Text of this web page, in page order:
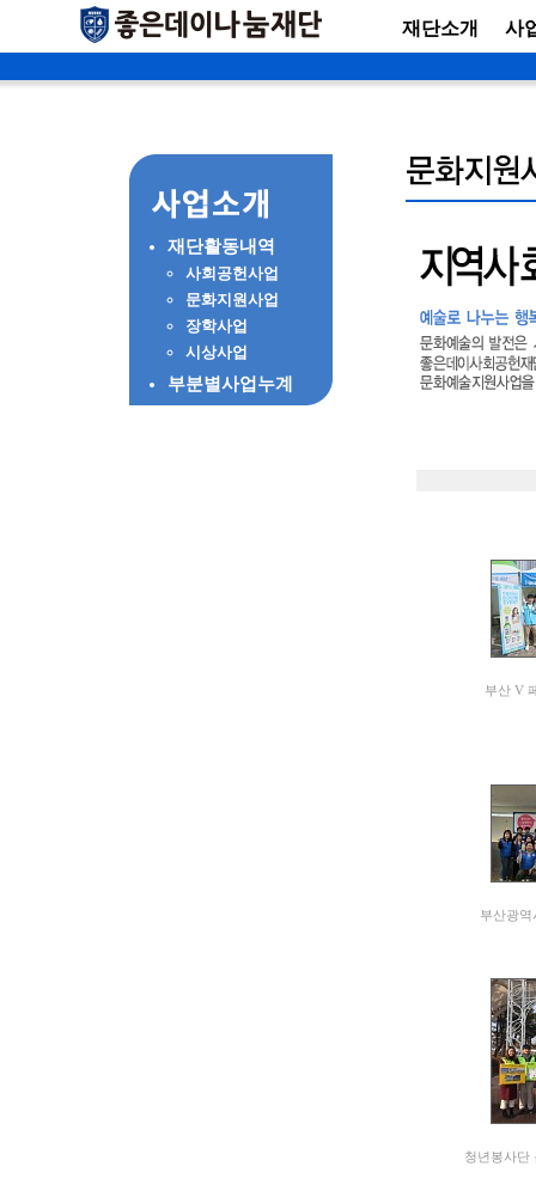
재단소개 사
재단활동내역
사회공헌사업
문화지원사업
장학사업
시상사업
부분별사업누계
부산 V
부산광역
청년봉사단